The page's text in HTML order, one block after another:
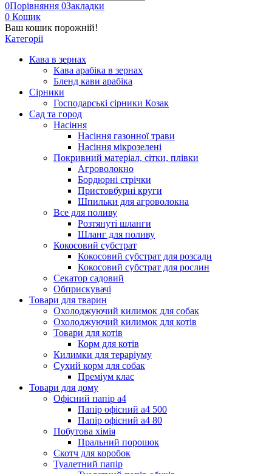
0Порівняння 0Закладки
0 Кошик
Ваш кошик порожній!
Категорії
Кава в зернах
Кава арабіка в зернах
Бленд кави арабіка
Сірники
Господарські сірники Козак
Сад та город
Насіння
Насіння газонної трави
Насіння мікрозелені
Покривний матеріал, сітки, плівки
Агроволокно
Бордюрні стрічки
Пристовбурні круги
Шпильки для агроволокна
Все для поливу
Розтянуті шланги
Шланг для поливу
Кокосовий субстрат
Кокосовий субстрат для розсади
Кокосовий субстрат для рослин
Секатор садовий
Обприскувачі
Товари для тварин
Охолоджуючий килимок для собак
Охолоджуючий килимок для котів
Товари для котів
Корм для котів
Килимки для тераріуму
Сухий корм для собак
Преміум клас
Товари для дому
Офісний папір а4
Папір офісний а4 500
Папір офісний а4 80
Побутова хімія
Пральний порошок
Скотч для коробок
Туалетний папір